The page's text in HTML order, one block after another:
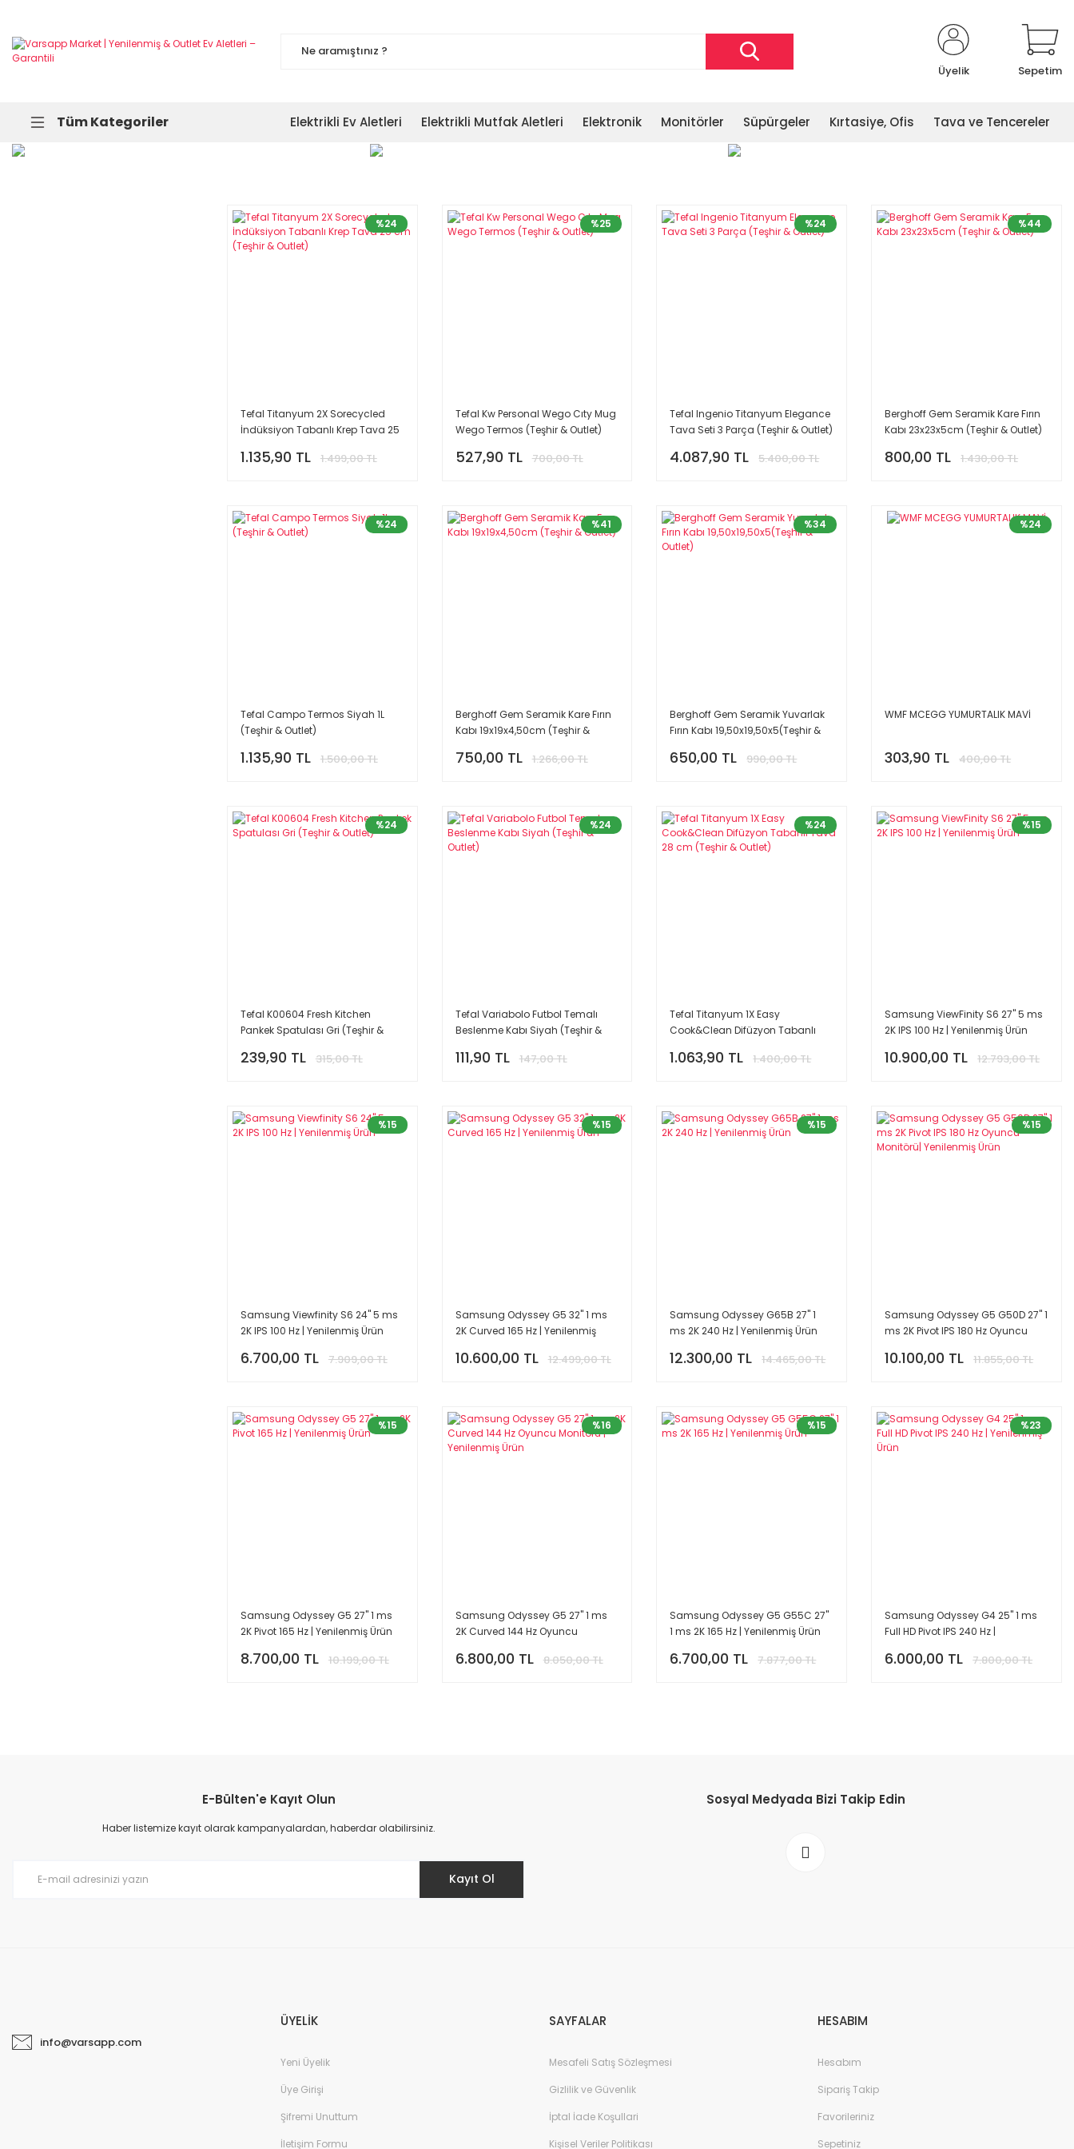
Üyelik Sepetim
Tüm Kategoriler Elektrikli Ev Aletleri Elektrikli Mutfak Aletleri Elektronik Monitörler Süpürgeler Kırtasiye, Ofis Tava ve Tencereler
%24
Tefal Titanyum 2X Sorecycled
İndüksiyon Tabanlı Krep Tava 25
1.135,90 TL 1.499,00 TL
%25
Tefal Kw Personal Wego Cıty Mug
Wego Termos (Teşhir & Outlet)
527,90 TL 700,00 TL
%24
Tefal Ingenio Titanyum Elegance
Tava Seti 3 Parça (Teşhir & Outlet)
4.087,90 TL 5.400,00 TL
%44
Berghoff Gem Seramik Kare Fırın
Kabı 23x23x5cm (Teşhir & Outlet)
800,00 TL 1.430,00 TL
%24
Tefal Campo Termos Siyah 1L
(Teşhir & Outlet)
1.135,90 TL 1.500,00 TL
%41
Berghoff Gem Seramik Kare Fırın
Kabı 19x19x4,50cm (Teşhir &
750,00 TL 1.266,00 TL
%34
Berghoff Gem Seramik Yuvarlak
Fırın Kabı 19,50x19,50x5(Teşhir &
650,00 TL 990,00 TL
%24
WMF MCEGG YUMURTALIK MAVİ
303,90 TL 400,00 TL
%24
Tefal K00604 Fresh Kitchen
Pankek Spatulası Gri (Teşhir &
239,90 TL 315,00 TL
%24
Tefal Variabolo Futbol Temalı
Beslenme Kabı Siyah (Teşhir &
111,90 TL 147,00 TL
%24
Tefal Titanyum 1X Easy
Cook&Clean Difüzyon Tabanlı
1.063,90 TL 1.400,00 TL
%15
Samsung ViewFinity S6 27'' 5 ms
2K IPS 100 Hz | Yenilenmiş Ürün
10.900,00 TL 12.793,00 TL
%15
Samsung Viewfinity S6 24'' 5 ms
2K IPS 100 Hz | Yenilenmiş Ürün
6.700,00 TL 7.909,00 TL
%15
Samsung Odyssey G5 32'' 1 ms
2K Curved 165 Hz | Yenilenmiş
10.600,00 TL 12.499,00 TL
%15
Samsung Odyssey G65B 27'' 1
ms 2K 240 Hz | Yenilenmiş Ürün
12.300,00 TL 14.465,00 TL
%15
Samsung Odyssey G5 G50D 27'' 1
ms 2K Pivot IPS 180 Hz Oyuncu
10.100,00 TL 11.855,00 TL
%15
Samsung Odyssey G5 27'' 1 ms
2K Pivot 165 Hz | Yenilenmiş Ürün
8.700,00 TL 10.199,00 TL
%16
Samsung Odyssey G5 27'' 1 ms
2K Curved 144 Hz Oyuncu
6.800,00 TL 8.050,00 TL
%15
Samsung Odyssey G5 G55C 27''
1 ms 2K 165 Hz | Yenilenmiş Ürün
6.700,00 TL 7.877,00 TL
%23
Samsung Odyssey G4 25'' 1 ms
Full HD Pivot IPS 240 Hz |
6.000,00 TL 7.800,00 TL
E-Bülten'e Kayıt Olun
Haber listemize kayıt olarak kampanyalardan, haberdar olabilirsiniz.
Kayıt Ol
Sosyal Medyada Bizi Takip Edin
info@varsapp.com
ÜYELİK
Yeni Üyelik
Üye Girişi
Şifremi Unuttum
İletişim Formu
SAYFALAR
Mesafeli Satış Sözleşmesi
Gizlilik ve Güvenlik
İptal İade Koşullari
Kişisel Veriler Politikası
HESABIM
Hesabım
Sipariş Takip
Favorileriniz
Sepetiniz